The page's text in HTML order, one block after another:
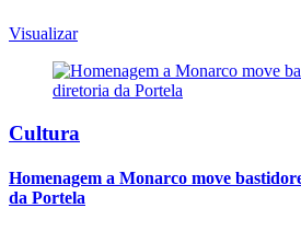
Visualizar
Cultura
Homenagem a Monarco move
da Portela